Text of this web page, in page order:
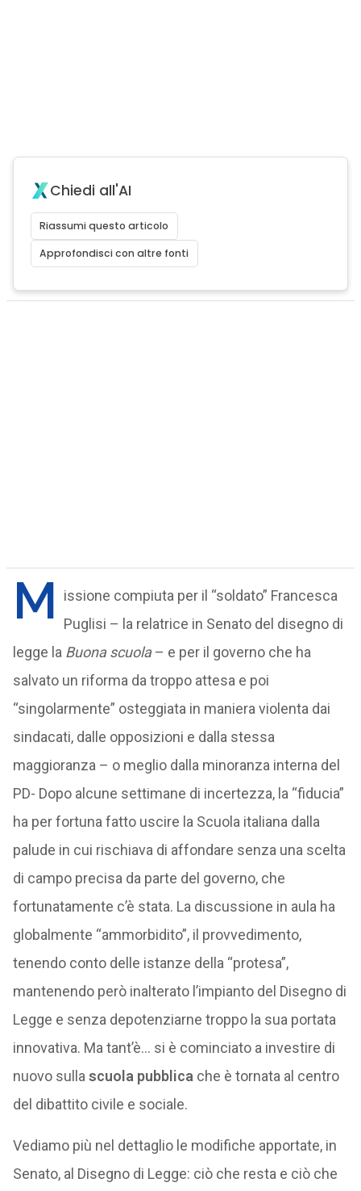
Chiedi all'AI
Riassumi questo articolo
Approfondisci con altre fonti
M
issione compiuta per il “soldato” Francesca
Puglisi – la relatrice in Senato del disegno di
legge la Buona scuola– e per il governo che ha
salvato un riforma da troppo attesa e poi
“singolarmente” osteggiata in maniera violenta dai
sindacati, dalle opposizioni e dalla stessa
maggioranza – o meglio dalla minoranza interna del
PD- Dopo alcune settimane di incertezza, la “fiducia”
ha per fortuna fatto uscire la Scuola italiana dalla
palude in cui rischiava di affondare senza una scelta
di campo precisa da parte del governo, che
fortunatamente c’è stata. La discussione in aula ha
globalmente “ammorbidito”, il provvedimento,
tenendo conto delle istanze della “protesa”,
mantenendo però inalterato l’impianto del Disegno di
Legge e senza depotenziarne troppo la sua portata
innovativa. Ma tant’è… si è cominciato a investire di
nuovo sulla scuola pubblica che è tornata al centro
del dibattito civile e sociale.
Vediamo più nel dettaglio le modifiche apportate, in
Senato, al Disegno di Legge: ciò che resta e ciò che